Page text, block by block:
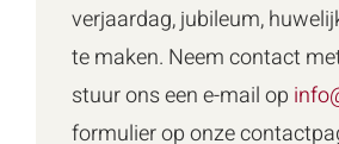
verjaardag, jubileum,
te maken. Neem contact
stuur ons een e-mail op
formulier op onze